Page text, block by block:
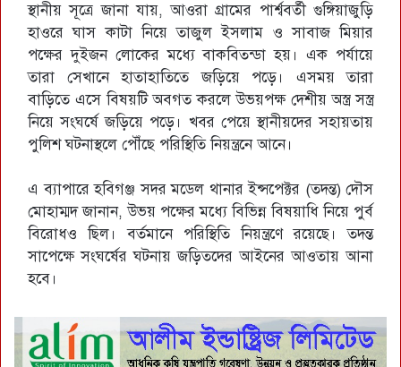
স্থানীয় সূত্রে জানা যায়, আওরা গ্রামের পার্শ্ববর্তী গুঙ্গিয়াজুড়ি
হাওরে ঘাস কাটা নিয়ে তাজুল ইসলাম ও সাবাজ মিয়ার
পক্ষের দুইজন লোকের মধ্যে বাকবিতন্ডা হয়। এক পর্যায়ে
তারা সেখানে হাতাহাতিতে জড়িয়ে পড়ে। এসময় তারা
বাড়িতে এসে বিষয়টি অবগত করলে উভয়পক্ষ দেশীয় অস্ত্র সস্ত্র
নিয়ে সংঘর্ষে জড়িয়ে পড়ে। খবর পেয়ে স্থানীয়দের সহায়তায়
পুলিশ ঘটনাস্থলে পৌঁছে পরিস্থিতি নিয়ন্ত্রনে আনে।
এ ব্যাপারে হবিগঞ্জ সদর মডেল থানার ইন্সপেক্টর (তদন্ত) দৌস
মোহাম্মদ জানান, উভয় পক্ষের মধ্যে বিভিন্ন বিষয়াধি নিয়ে পুর্ব
বিরোধও ছিল। বর্তমানে পরিস্থিতি নিয়ন্ত্রণে রয়েছে। তদন্ত
সাপেক্ষে সংঘর্ষের ঘটনায় জড়িতদের আইনের আওতায় আনা
হবে।